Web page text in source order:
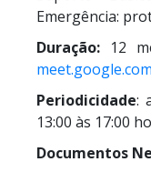
Emergência:
Duração: 12
meet.google.com
Periodicidade:
13:00 às 17:00
Documentos